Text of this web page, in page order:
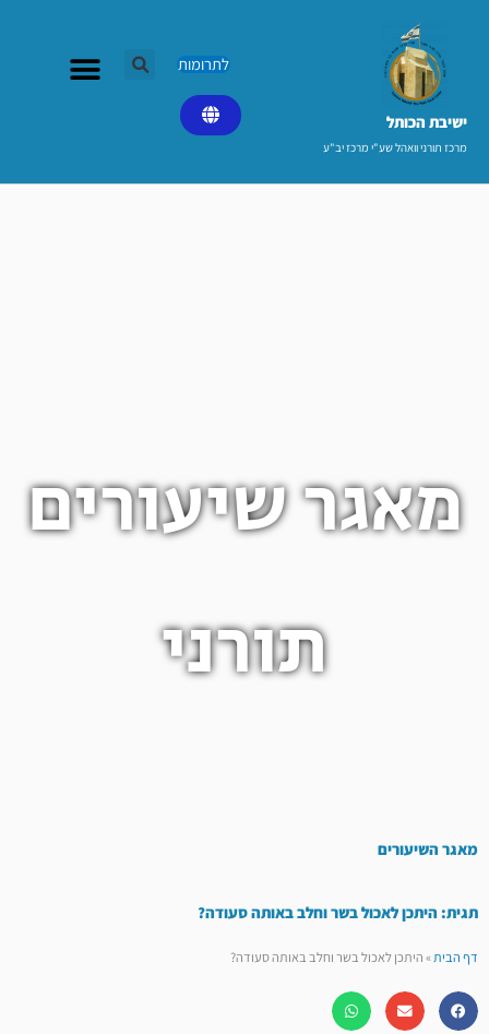
ישיבת הכותל​
מרכז תורני וואהל שע"י מרכז יב"ע
לתרומות
מאגר שיעורים
תורני
מאגר השיעורים
תגית: היתכן לאכול בשר וחלב באותה סעודה?
דף הבית»היתכן לאכול בשר וחלב באותה סעודה?